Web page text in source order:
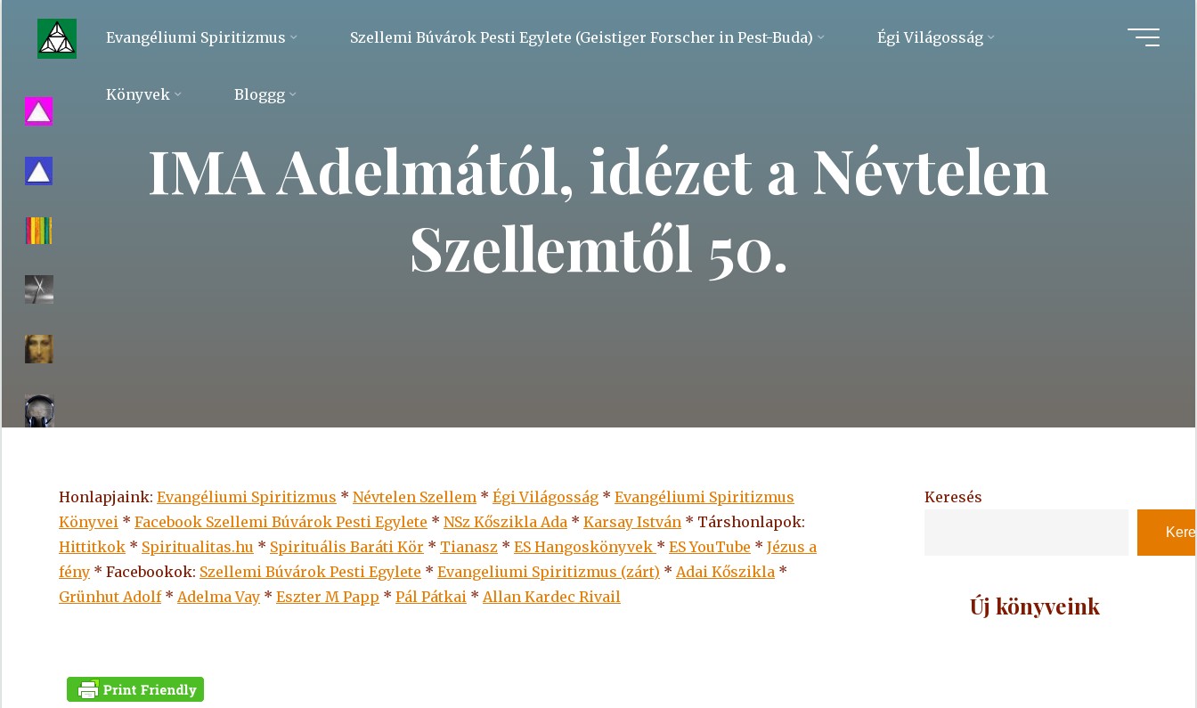
content
Evangéliumi
Evangéliumi Spiritizmus Szellemi Búvárok Pesti Egylete (Geistiger Forscher in Pest-Buda) Égi Világosság
Könyvek Bloggg
IMA Adelmától, idézet a Névtelen
Szellemtől 50.
Honlapjaink: Evangéliumi Spiritizmus * Névtelen Szellem * Égi Világosság * Evangéliumi Spiritizmus
Könyvei * Facebook Szellemi Búvárok Pesti Egylete * NSz Kőszikla Ada * Karsay István * Társhonlapok:
Hittitkok * Spiritualitas.hu * Spirituális Baráti Kör * Tianasz * ES Hangoskönyvek * ESYouTube * Jézus a
fény * Facebookok: Szellemi Búvárok Pesti Egylete * Evangeliumi Spiritizmus (zárt) * Adai Kőszikla *
Grünhut Adolf* Adelma Vay * Eszter M Papp * Pál Pátkai * Allan Kardec Rivail
Keresés
Új könyveink